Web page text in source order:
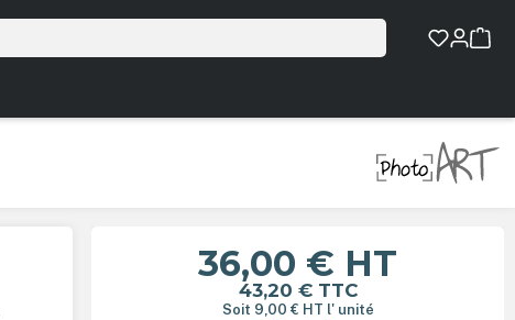
36,00 € HT
43,20 € TTC
Soit 9,00 € HT l' unité